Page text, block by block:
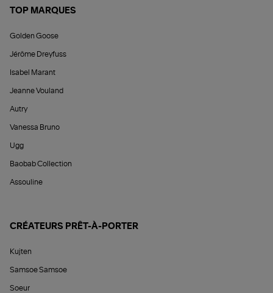
TOP MARQUES
Golden Goose
Jérôme Dreyfuss
Isabel Marant
Jeanne Vouland
Autry
Vanessa Bruno
Ugg
Baobab Collection
Assouline
CRÉATEURS PRÊT-À-PORTER
Kujten
Samsoe Samsoe
Soeur